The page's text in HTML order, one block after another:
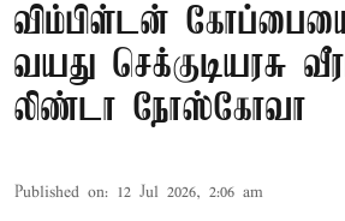
விம்பிள்டன்
வயது செக்குடியரசு
லிண்டா நோஸ்கோவா
Published on: 12 Jul 2026, 2:06 am